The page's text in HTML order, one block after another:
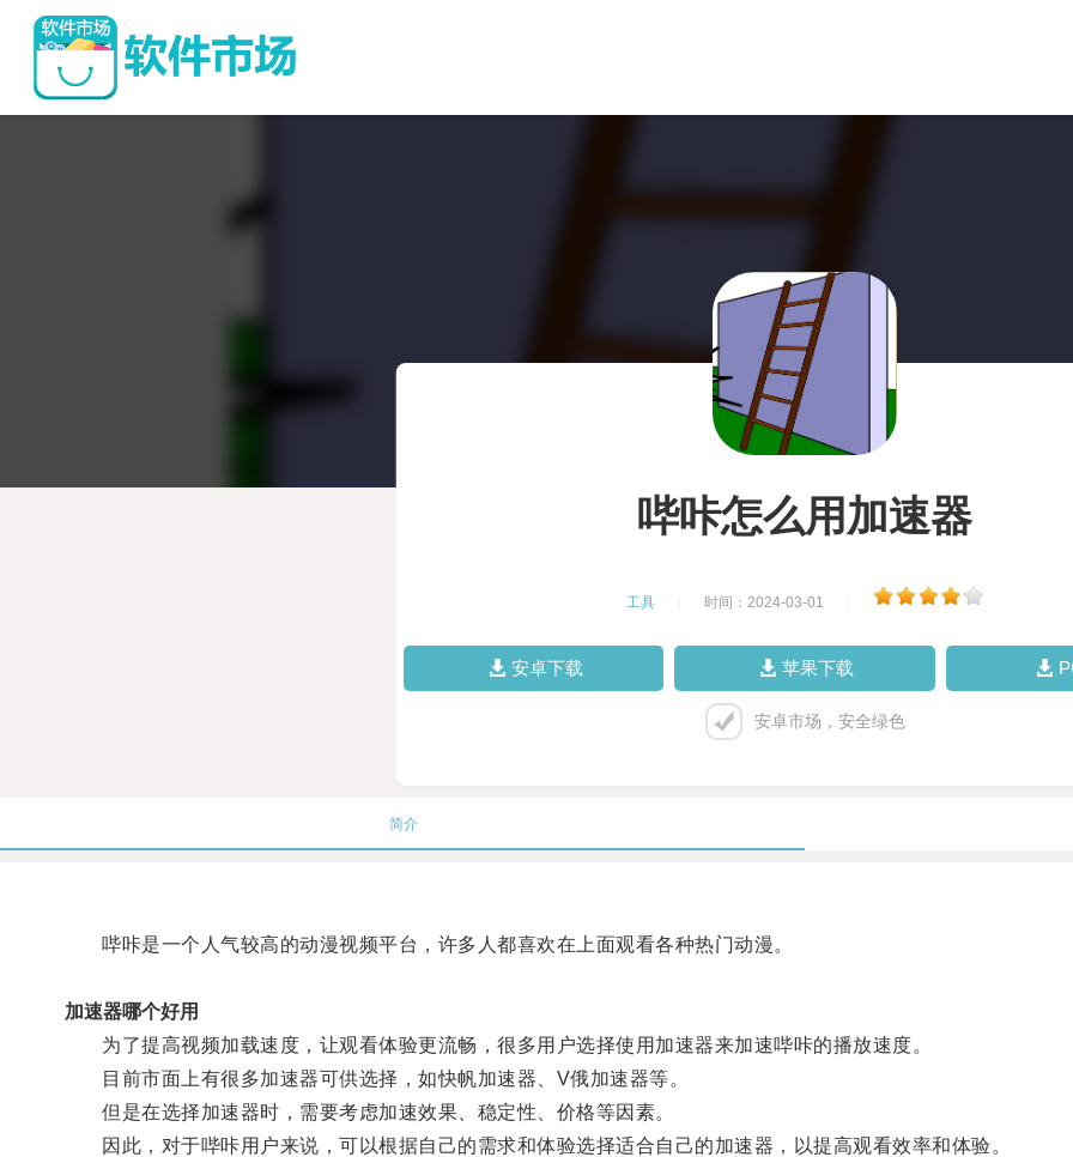
哔咔怎么用加速器
工具 时间：2024-03-01
安卓下载 苹果下载
安卓市场，安全绿色
简介
哔咔是一个人气较高的动漫视频平台，许多人都喜欢在上面观看各种热门动漫。
加速器哪个好用
为了提高视频加载速度，让观看体验更流畅，很多用户选择使用加速器来加速哔咔的播放速度。
目前市面上有很多加速器可供选择，如快帆加速器、V俄加速器等。
但是在选择加速器时，需要考虑加速效果、稳定性、价格等因素。
因此，对于哔咔用户来说，可以根据自己的需求和体验选择适合自己的加速器，以提高观看效率和体验。